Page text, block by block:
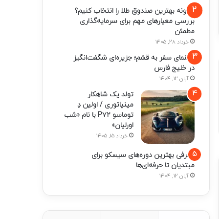
چگونه بهترین صندوق طلا را انتخاب کنیم؟
بررسی معیارهای مهم برای سرمایه‌گذاری
مطمئن
خرداد 28, 1405
راهنمای سفر به قشم؛ جزیره‌ای شگفت‌انگیز
در خلیج فارس
آبان 12, 1404
تولد یک شاهکار
مینیاتوری / اولین دِ
توماسو P۷۲ با نام «شب
اورلیان»
خرداد 15, 1405
معرفی بهترین دوره‌های سیسکو برای
مبتدیان تا حرفه‌ای‌ها
آبان 12, 1404